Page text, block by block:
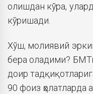
олишдан кўра,
кўришади.
Хўш, молиявий
бера оладими?
доир
90 фоиз ҳолатларда